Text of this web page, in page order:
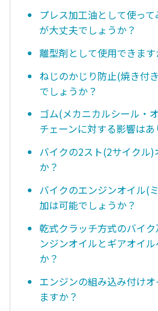
プレス加工油として使っ
が大丈夫でしょうか？
離型剤として使用できます
ねじのかじり防止(焼き付
でしょうか？
ゴム(メカニカルシール・
チェーンに対する影響はあ
バイクの2スト(2サイクル
か？
バイクのエンジンオイル(
加は可能でしょうか？
乾式クラッチ方式のバイ
ンジンオイルとギアオイ
か？
エンジンの組み込み付け
ますか？